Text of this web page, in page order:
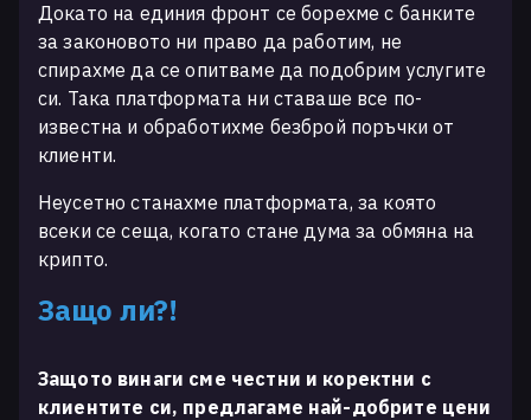
Докато на единия фронт се борехме с банките
за законовото ни право да работим, не
спирахме да се опитваме да подобрим услугите
си. Така платформата ни ставаше все по-
известна и обработихме безброй поръчки от
клиенти.
Неусетно станахме платформата, за която
всеки се сеща, когато стане дума за обмяна на
крипто.
Защо ли?!
Защото винаги сме честни и коректни с
клиентите си, предлагаме най-добрите цени